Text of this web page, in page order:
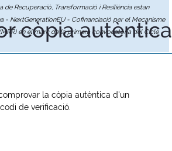
de Recuperació, Transformació i Resiliència estan
- NextGenerationEU - Cofinanciació per el Mecanisme
en el marc de la primera convocatòria del Cicle
còpia autèntica
la còpia autèntica d'un
de verificació.